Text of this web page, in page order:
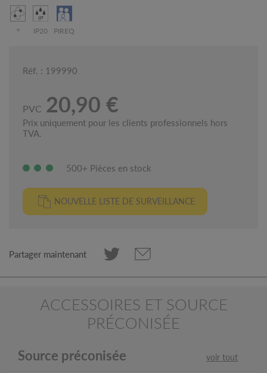
° IP20 PIREQ
Réf. : 199990
PVC 20,90 €
Prix uniquement pour les clients professionnels hors
TVA.
500+ Pièces en stock
NOUVELLE LISTE DE SURVEILLANCE
Partager maintenant
ACCESSOIRES ET SOURCE
PRÉCONISÉE
Source préconisée voir tout